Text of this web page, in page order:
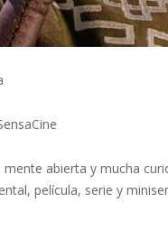
mente abierta y mucha
película, serie y